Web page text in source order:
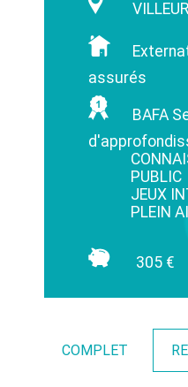
assurés
BAFA
PUBLIC
JEUX
PLEIN
305 €
COMPLET